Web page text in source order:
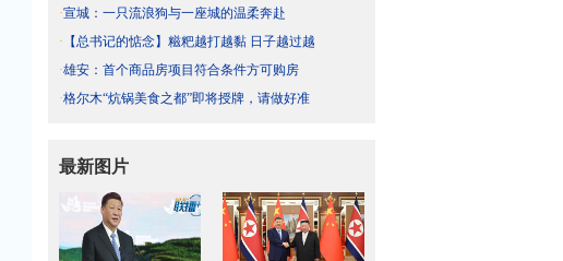
·宣城：一只流浪狗与一座城的温柔奔赴
· 【总书记的惦念】糍粑越打越黏 日子越过越
·雄安：首个商品房项目符合条件方可购房
·格尔木“炕锅美食之都”即将授牌，请做好准
最新图片